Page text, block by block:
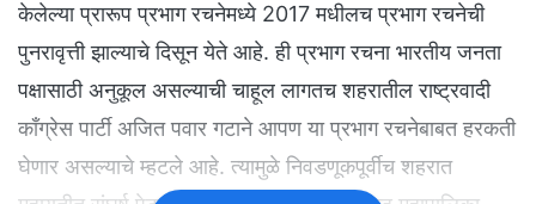
केलेल्या प्रारूप प्रभाग रचनेमध्ये 2017 मधीलच प्रभाग रचनेची
पुनरावृत्ती झाल्याचे दिसून येते आहे. ही प्रभाग रचना भारतीय जनता
पक्षासाठी अनुकूल असल्याची चाहूल लागतच शहरातील राष्ट्रवादी
काँग्रेस पार्टी अजित पवार गटाने आपण या प्रभाग रचनेबाबत हरकती
घेणार असल्याचे म्हटले आहे. त्यामुळे निवडणूकपूर्वीच शहरात